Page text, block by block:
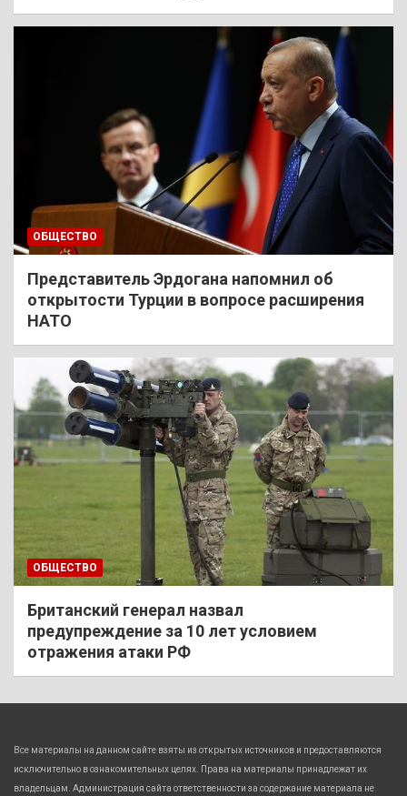
ОБЩЕСТВО
Представитель Эрдогана напомнил об
открытости Турции в вопросе расширения
НАТО
ОБЩЕСТВО
Британский генерал назвал
предупреждение за 10 лет условием
отражения атаки РФ
Все материалы на данном сайте взяты из открытых источников и предоставляются
исключительно в ознакомительных целях. Права на материалы принадлежат их
владельцам. Администрация сайта ответственности за содержание материала не